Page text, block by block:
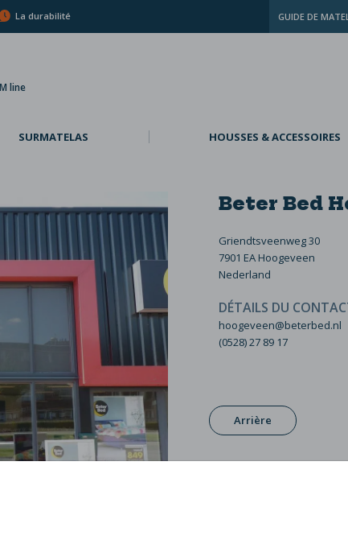
La durabilité GUIDE DE
line
SURMATELAS HOUSSES & ACCESSOIRES
Beter Bed
Griendtsveenweg 30
7901 EA Hoogeveen
Nederland
DÉTAILS DU
hoogeveen@beterbed.nl
(0528) 27 89 17
Arrière